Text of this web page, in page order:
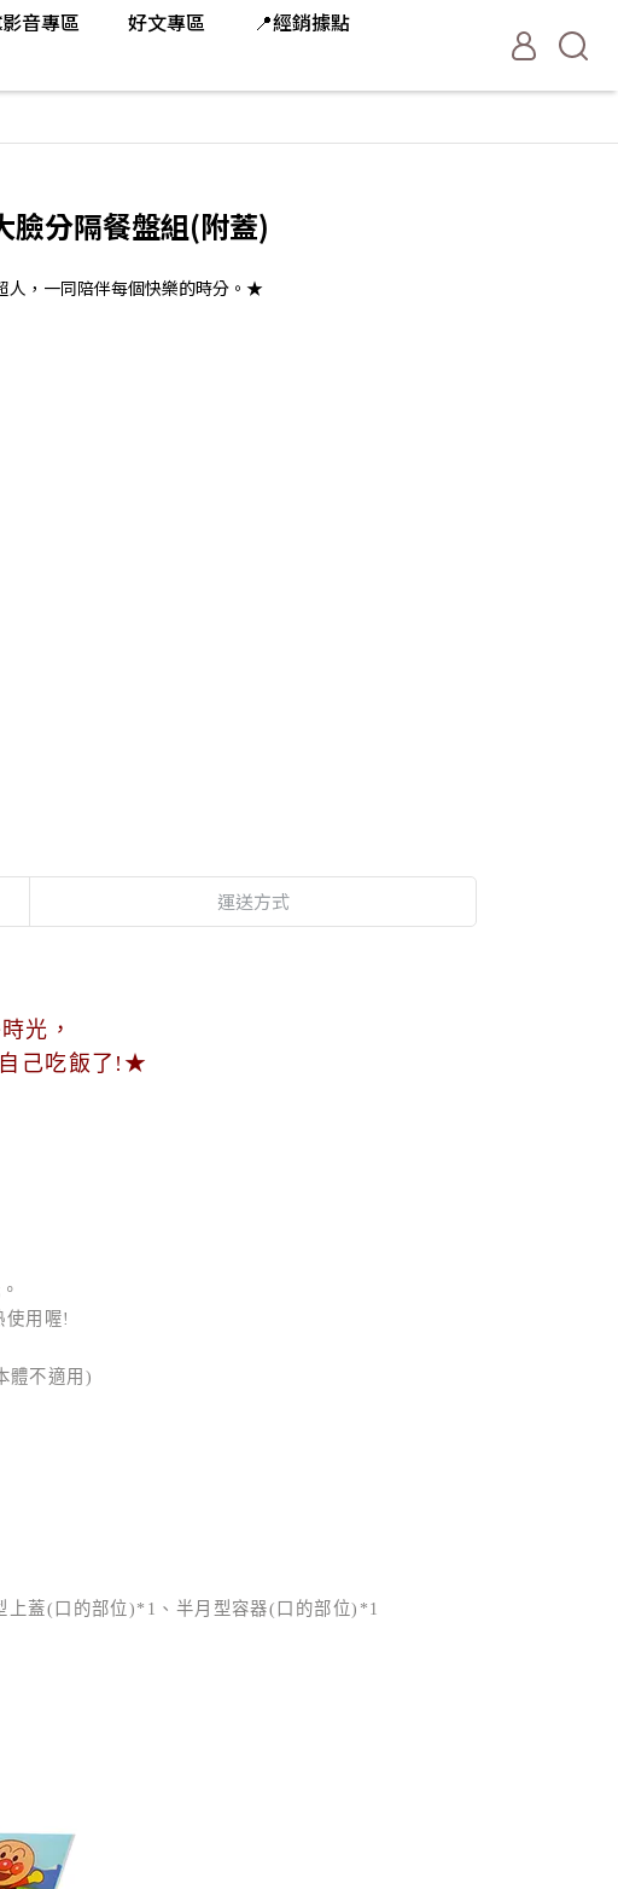
音專區 好文專區
📍經銷據點
臉分隔餐盤組(附蓋)
，一同陪伴每個快樂的時分。★
運送方式
光，
己吃飯了!★
使用喔!
體不適用)
蓋(口的部位)*1、半月型容器(口的部位)*1